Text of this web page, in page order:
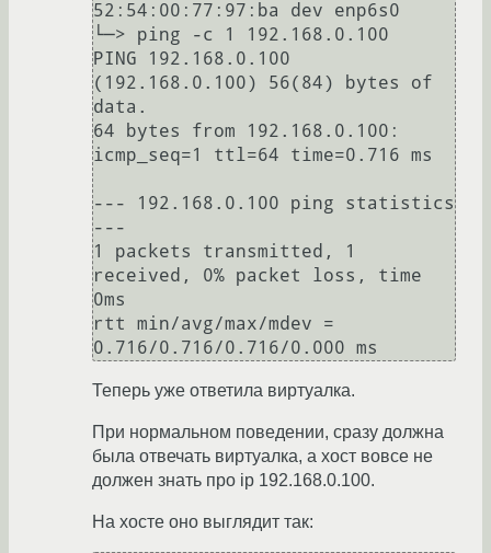
52:54:00:77:97:ba dev enp6s0
└─> ping -c 1 192.168.0.100
PING 192.168.0.100
(192.168.0.100) 56(84) bytes of
data.
64 bytes from 192.168.0.100:
icmp_seq=1 ttl=64 time=0.716 ms
--- 192.168.0.100 ping statistics
---
1 packets transmitted, 1
received, 0% packet loss, time
0ms
rtt min/avg/max/mdev =
Теперь уже ответила виртуалка.
При нормальном поведении, сразу должна
была отвечать виртуалка, а хост вовсе не
должен знать про ip 192.168.0.100.
На хосте оно выглядит так: